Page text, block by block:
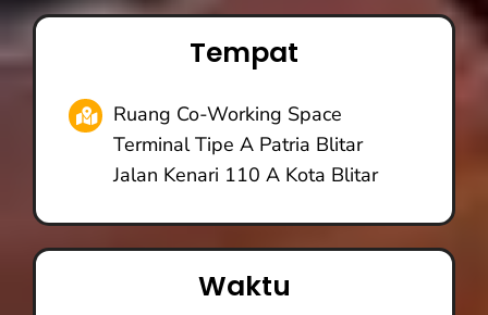
Tempat
Ruang Co-Working Space
Terminal Tipe A Patria Blitar
Jalan Kenari 110 A Kota Blitar
Waktu